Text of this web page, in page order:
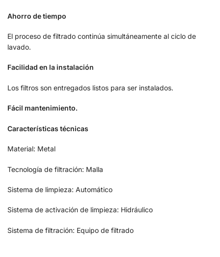
Ahorro de tiempo
El proceso de filtrado continúa simultáneamente al ciclo de
lavado.
Facilidad en la instalación
Los filtros son entregados listos para ser instalados.
Fácil mantenimiento.
Características técnicas
Material: Metal
Tecnología de filtración: Malla
Sistema de limpieza: Automático
Sistema de activación de limpieza: Hidráulico
Sistema de filtración: Equipo de filtrado